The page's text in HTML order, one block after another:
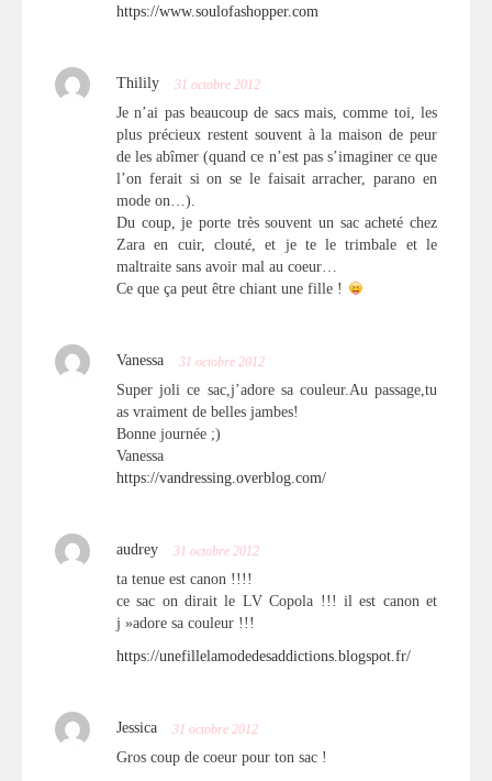
https://www.soulofashopper.com
Thilily 31 octobre 2012
Je n’ai pas beaucoup de sacs mais, comme toi, les
plus précieux restent souvent à la maison de peur
de les abîmer (quand ce n’est pas s’imaginer ce que
l’on ferait si on se le faisait arracher, parano en
mode on…).
Du coup, je porte très souvent un sac acheté chez
Zara en cuir, clouté, et je te le trimbale et le
maltraite sans avoir mal au coeur…
Ce que ça peut être chiant une fille !
Vanessa 31 octobre 2012
Super joli ce sac,j’adore sa couleur.Au passage,tu
as vraiment de belles jambes!
Bonne journée ;)
Vanessa
https://vandressing.overblog.com/
audrey 31 octobre 2012
ta tenue est canon !!!!
ce sac on dirait le LV Copola !!! il est canon et
j »adore sa couleur !!!
https://unefillelamodedesaddictions.blogspot.fr/
Jessica 31 octobre 2012
Gros coup de coeur pour ton sac !